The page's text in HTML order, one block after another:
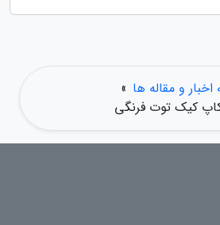
و مقاله ها »
کیک توت فرنگی